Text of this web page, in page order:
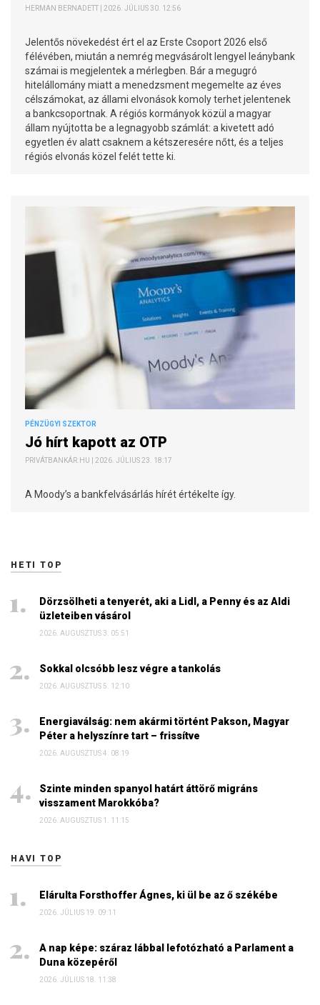
HERMAN BERNADETT | 2026. JÚLIUS 30. 12:56
Jelentős növekedést ért el az Erste Csoport 2026 első
félévében, miután a nemrég megvásárolt lengyel leánybank
számai is megjelentek a mérlegben. Bár a megugró
hitelállomány miatt a menedzsment megemelte az éves
célszámokat, az állami elvonások komoly terhet jelentenek
a bankcsoportnak. A régiós kormányok közül a magyar
állam nyújtotta be a legnagyobb számlát: a kivetett adó
egyetlen év alatt csaknem a kétszeresére nőtt, és a teljes
régiós elvonás közel felét tette ki.
PÉNZÜGYI SZEKTOR
Jó hírt kapott az OTP
PRIVÁTBANKÁR.HU | 2026. JÚLIUS 23. 18:17
A Moody’s a bankfelvásárlás hírét értékelte így.
HETI TOP
Dörzsölheti a tenyerét, aki a Lidl, a Penny és az Aldi
üzleteiben vásárol
2026. AUGUSZTUS 3. 05:51
Sokkal olcsóbb lesz végre a tankolás
2026. AUGUSZTUS 5. 12:10
Energiaválság: nem akármi történt Pakson, Magyar
Péter a helyszínre tart – frissítve
2026. AUGUSZTUS 4. 08:19
Szinte minden spanyol határt áttörő migráns
visszament Marokkóba?
2026. AUGUSZTUS 1. 11:15
HAVI TOP
Elárulta Forsthoffer Ágnes, ki ül be az ő székébe
2026. JÚLIUS 19. 09:11
A nap képe: száraz lábbal lefotózható a Parlament a
Duna közepéről
2026. JÚLIUS 18. 11:38